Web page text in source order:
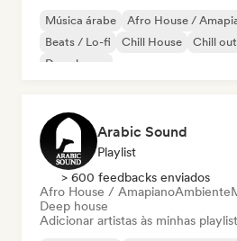
Música árabe Afro House /
Beats / Lo-fi
Chill House Chill out
Deep house
Arabic Sound
Playlist
> 600 feedbacks enviados
Afro House / AmapianoAmbiente
Deep house
Adicionar artistas às minhas